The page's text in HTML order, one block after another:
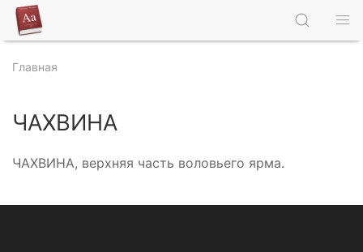
Главная
ЧАХВИНА
ЧАХВИНА, верхняя часть воловьего ярма.